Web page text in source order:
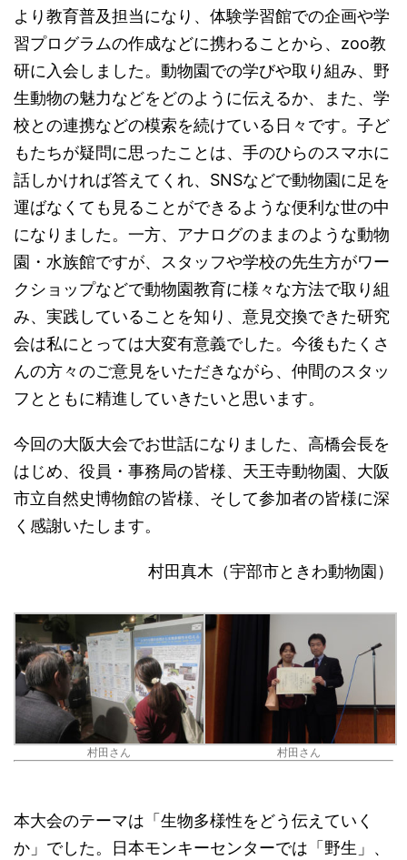
より教育普及担当になり、体験学習館での企画や学
習プログラムの作成などに携わることから、zoo教
研に入会しました。動物園での学びや取り組み、野
生動物の魅力などをどのように伝えるか、また、学
校との連携などの模索を続けている日々です。子ど
もたちが疑問に思ったことは、手のひらのスマホに
話しかければ答えてくれ、SNSなどで動物園に足を
運ばなくても見ることができるような便利な世の中
になりました。一方、アナログのままのような動物
園・水族館ですが、スタッフや学校の先生方がワー
クショップなどで動物園教育に様々な方法で取り組
み、実践していることを知り、意見交換できた研究
会は私にとっては大変有意義でした。今後もたくさ
んの方々のご意見をいただきながら、仲間のスタッ
フとともに精進していきたいと思います。
今回の大阪大会でお世話になりました、高橋会長を
はじめ、役員・事務局の皆様、天王寺動物園、大阪
市立自然史博物館の皆様、そして参加者の皆様に深
く感謝いたします。
村田真木（宇部市ときわ動物園）
村田さん 村田さん
本大会のテーマは「生物多様性をどう伝えていく
か」でした。日本モンキーセンターでは「野生」、